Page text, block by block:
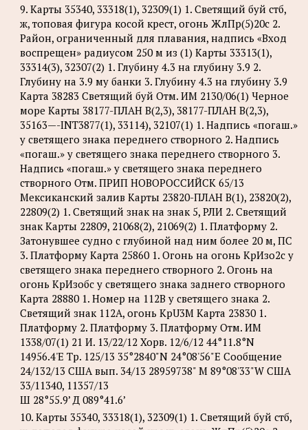
9. Карты 35340, 33318(1), 32309(1) 1. Светящий буй стб,
ж, топовая фигура косой крест, огонь ЖлПр(5)20с 2.
Район, ограниченный для плавания, надпись «Вход
воспрещен» радиусом 250 м из (1) Карты 33313(1),
33314(3), 32307(2) 1. Глубину 4.3 на глубину 3.9 2.
Глубину на 3.9 му банки 3. Глубину 4.3 на глубину 3.9
Карта 38283 Светящий буй Отм. ИМ 2130/06(1) Черное
море Карты 38177-ПЛАН B(2,3), 38177-ПЛАН B(2,3),
35163—-INT3877(1), 33114), 32107(1) 1. Надпись «погаш.»
у светящего знака переднего створного 2. Надпись
«погаш.» у светящего знака переднего створного 3.
Надпись «погаш.» у светящего знака переднего
створного Отм. ПРИП НОВОРОССИЙСК 65/13
Мексиканский залив Карты 23820-ПЛАН B(1), 23820(2),
22809(2) 1. Светящий знак на знак 5, РЛИ 2. Светящий
знак Карты 22809, 21068(2), 21069(2) 1. Платформу 2.
Затонувшее судно с глубиной над ним более 20 м, ПС
3. Платформу Карта 25860 1. Огонь на огонь КрИзо2с у
светящего знака переднего створного 2. Огонь на
огонь КрИзобс у светящего знака заднего створного
Карта 28880 1. Номер на 112B у светящего знака 2.
Светящий знак 112A, огонь KpU3M Карта 23830 1.
Платформу 2. Платформу 3. Платформу Отм. ИМ
1338/07(1) 21 И. 13/22/12 Хорв. 12/6/12 44°11.8°N
14956.4'Е Tp. 125/13 35°2840"N 24°08'56"Е Сообщение
24/132/13 США вып. 34/13 28959738" М 89°08'33"W США
33/11340, 11357/13
Ш 28°55.9’ Д 089°41.6’
10. Карты 35340, 33318(1), 32309(1) 1. Светящий буй стб,